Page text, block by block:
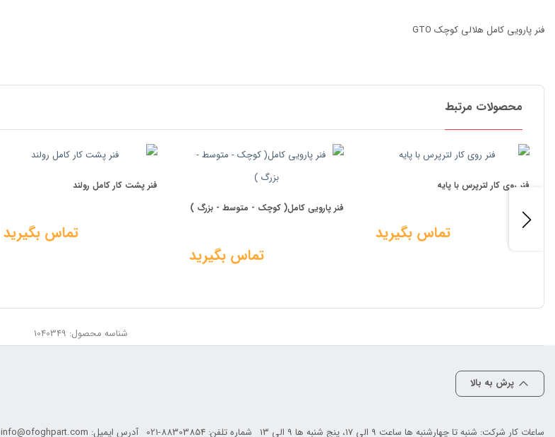
فنر پارویی کامل هلالی کوچک GTO
محصولات مرتبط
فنر روی کار لترپرس با پایه
تماس بگیرید
فنر پارویی کامل( کوچک - متوسط - بزرگ )
تماس بگیرید
فنر پشت کار کامل رولند
تماس بگیرید
شناسه محصول: 1040349
پرش به بالا
ساعات کار شرکت: شنبه تا چهارشنبه ها ساعت 9 الی 17، پنج شنبه ها 9 الی 13 شماره تلفن: 021-88303854 آدرس ایمیل: info@ofoghpart.com